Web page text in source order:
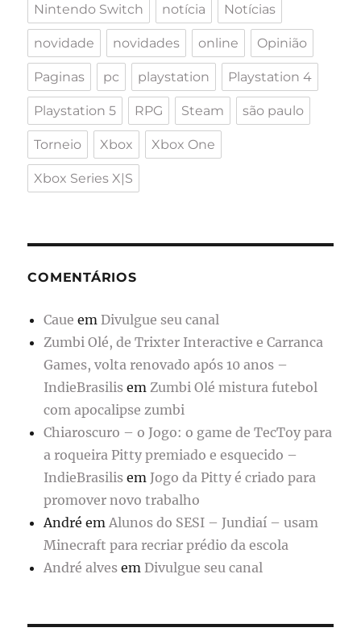
Nintendo Switch notícia Notícias
novidade novidades online Opinião
Paginas pc playstation Playstation 4
Playstation 5 RPG Steam são paulo
Torneio Xbox Xbox One
Xbox Series X|S
COMENTÁRIOS
Caue em Divulgue seu canal
Zumbi Olé, de Trixter Interactive e Carranca
Games, volta renovado após 10 anos –
IndieBrasilis em Zumbi Olé mistura futebol
com apocalipse zumbi
Chiaroscuro – o Jogo: o game de TecToy para
a roqueira Pitty premiado e esquecido –
IndieBrasilis em Jogo da Pitty é criado para
promover novo trabalho
André em Alunos do SESI – Jundiaí – usam
Minecraft para recriar prédio da escola
André alves em Divulgue seu canal